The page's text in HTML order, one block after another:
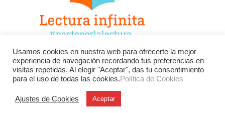
Facebook Twitter
Instagram
YouTube
LinkedIn Contacto
Usamos cookies en nuestra web para ofrecerte la mejor
experiencia de navegación recordando tus preferencias en
visitas repetidas. Al elegir "Aceptar", das tu consentimiento
para el uso de todas las cookies.Política de Cookies
Ajustes de Cookies Aceptar